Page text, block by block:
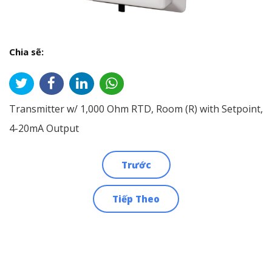
Chia sẽ:
Transmitter w/ 1,000 Ohm RTD, Room (R) with Setpoint,
4-20mA Output
Trước
Tiếp Theo